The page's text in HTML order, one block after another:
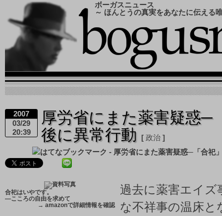
ボーガスニュース
～ ほんとうの真実をあなたに伝える
2007
03/29
20:39
厚労省にまた薬害疑惑─
後に異常行動
政治
合祀はいやです。
―こころの自由を求めて
→ amazonで詳細情報を確認
過去に薬害エイ
な不祥事の温床と